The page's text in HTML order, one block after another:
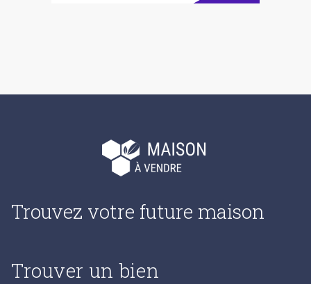
Trouvez votre future maison
Trouver un bien